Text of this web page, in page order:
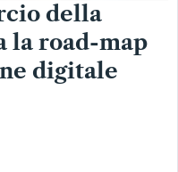
della
la road-map
digitale